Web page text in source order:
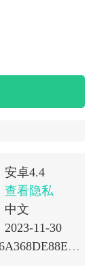
安卓4.4
查看隐私
中文
2023-11-30
MD5：06A368DE88EE5CCC300ADB9CF5B1B492